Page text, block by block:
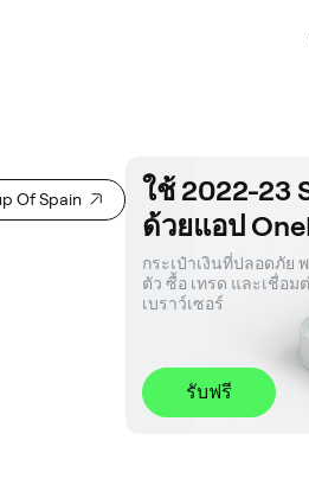
Of Spain
ใช้ 2022-23
ด้วยแอป
กระเป๋าเงินที่ปลอดภัย
ตัว ซื้อ เทรด และเชื่อ
เบราว์เซอร์
รับฟรี